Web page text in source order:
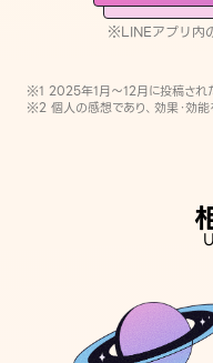
※LINEアプリ内
※1 2025年1月〜12月に投稿され
※2 個人の感想であり、効果・効